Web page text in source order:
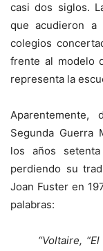
casi dos siglos.
que acudieron
colegios
frente al modelo
representa la
Segunda Guerra
los años
perdiendo su
Joan Fuster en
palabras:
“Voltaire,